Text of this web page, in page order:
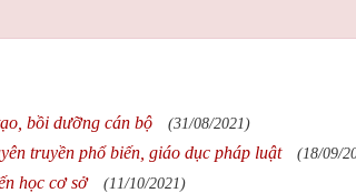
bồi dưỡng cán bộ (31/08/2021)
truyền phổ biến, giáo dục pháp luật (18/09/
học cơ sở (11/10/2021)